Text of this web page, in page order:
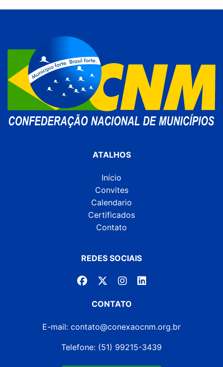
ATALHOS
Início
Convites
Calendario
Certificados
Contato
REDES SOCIAIS
CONTATO
E-mail: contato@conexaocnm.org.br
Telefone: (51) 99215-3439